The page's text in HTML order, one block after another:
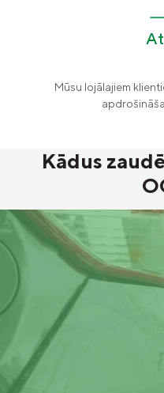
Mūsu lojālajiem
Kādus